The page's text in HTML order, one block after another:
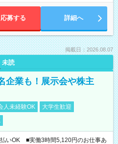
応募する 詳細へ
掲載日：2026.08.07
未読
企業も！展示会や株主
人未経験OK
大学生歓迎
いOK ■実働3時間5,120円のお仕事あ